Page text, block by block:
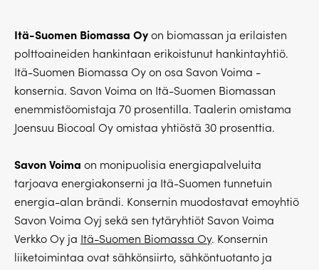
Itä-Suomen Biomassa Oyon biomassan ja erilaisten
polttoaineiden hankintaan erikoistunut hankintayhtiö.
Itä-Suomen Biomassa Oy on osa Savon Voima -
konsernia. Savon Voima on Itä-Suomen Biomassan
enemmistöomistaja 70 prosentilla. Taalerin omistama
Joensuu Biocoal Oy omistaa yhtiöstä 30 prosenttia.
Savon Voima on monipuolisia energiapalveluita
tarjoava energiakonserni ja Itä-Suomen tunnetuin
energia-alan brändi. Konsernin muodostavat emoyhtiö
Savon Voima Oyj sekä sen tytäryhtiöt Savon Voima
Verkko Oy ja Itä-Suomen Biomassa Oy. Konsernin
liiketoimintaa ovat sähkönsiirto, sähköntuotanto ja